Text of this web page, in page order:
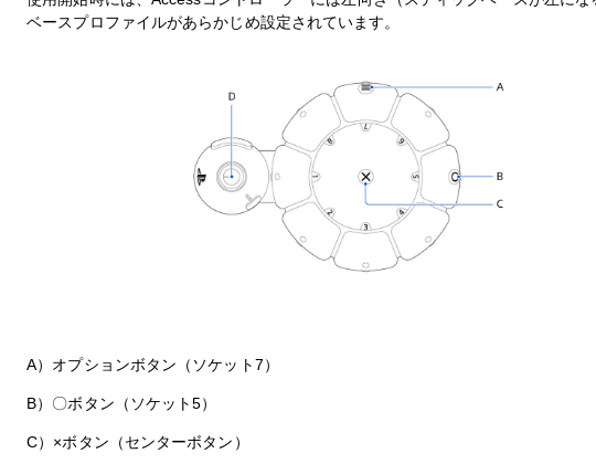
ベースプロファイルがあらかじめ設定されています。
A）オプションボタン（ソケット7）
B）〇ボタン（ソケット5）
C）×ボタン（センターボタン）